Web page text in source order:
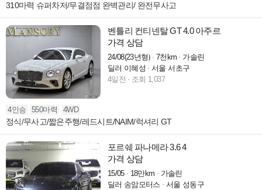
310마력 슈퍼차저/무결점점 완벽관리/ 완전무사고
벤틀리 컨티넨탈 GT 4.0 아주르
가격 상담
24/08(23년형) 7천km
가솔린
딜러 이혜성
서울 서초구
4일전
조회 1,037
4인승 550마력 4WD
정식/무사고/짧은주행/레드시트/NAIM/럭셔리 GT
포르쉐 파나메라 3.6 4
가격 상담
15/05 18만km
가솔린
딜러 송암모터스
서울 성동구